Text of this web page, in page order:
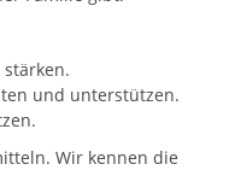
und unterstützen.
Wir kennen die